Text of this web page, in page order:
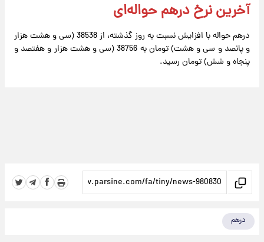
آخرین نرخ درهم حواله‌ای
درهم حواله با افزایش نسبت به روز گذشته، از 38538 (سی و هشت هزار
و پانصد و سی و هشت) تومان به 38756 (سی و هشت هزار و هفتصد و
پنجاه و شش) تومان رسید.
درهم